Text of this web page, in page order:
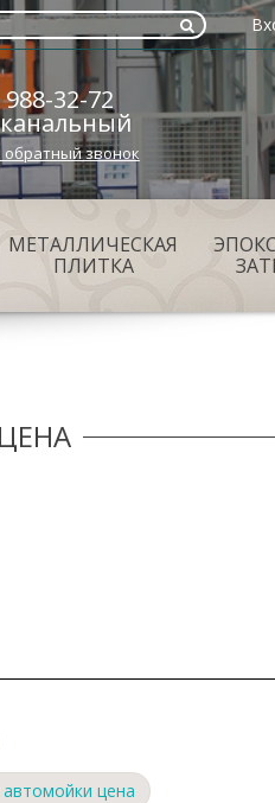
32-72
обратный звонок
МЕТАЛЛИЧЕСКАЯ
ПЛИТКА
цена